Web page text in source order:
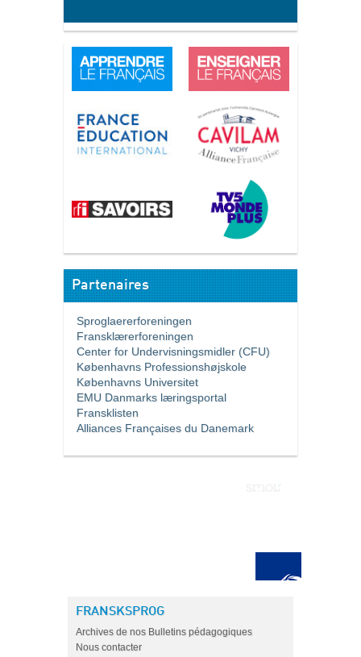
Partenaires
Sproglaererforeningen
Fransklærerforeningen
Center for Undervisningsmidler (CFU)
Københavns Professionshøjskole
Københavns Universitet
EMU Danmarks læringsportal
Fransklisten
Alliances Françaises du Danemark
FRANSKSPROG
Archives de nos Bulletins pédagogiques
Nous contacter